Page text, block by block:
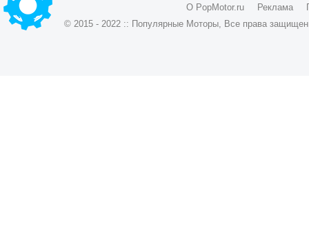
О PopMotor.ru Реклама
© 2015 - 2022 :: Популярные Моторы, Все права